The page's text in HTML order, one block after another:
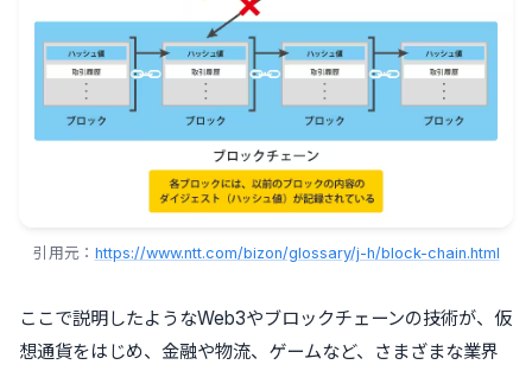
引用元： https://www.ntt.com/bizon/glossary/j-h/block-chain.html
ここで説明したようなWeb3やブロックチェーンの技術が、仮
想通貨をはじめ、金融や物流、ゲームなど、さまざまな業界